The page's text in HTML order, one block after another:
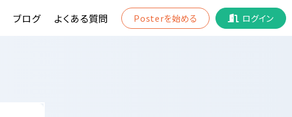
ブログ よくある質問 Posterを始める ログイン